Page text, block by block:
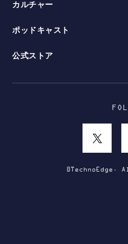
カルチャー
ポッドキャスト
公式ストア